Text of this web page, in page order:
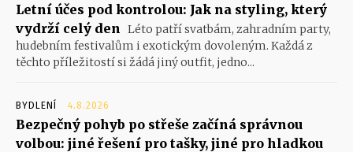
Letní účes pod kontrolou: Jak na styling, který
vydrží celý den
Léto patří svatbám, zahradním party,
hudebním festivalům i exotickým dovoleným. Každá z
těchto příležitostí si žádá jiný outfit, jedno...
BYDLENÍ 4.8.2026
Bezpečný pohyb po střeše začíná správnou
volbou: jiné řešení pro tašky, jiné pro hladkou